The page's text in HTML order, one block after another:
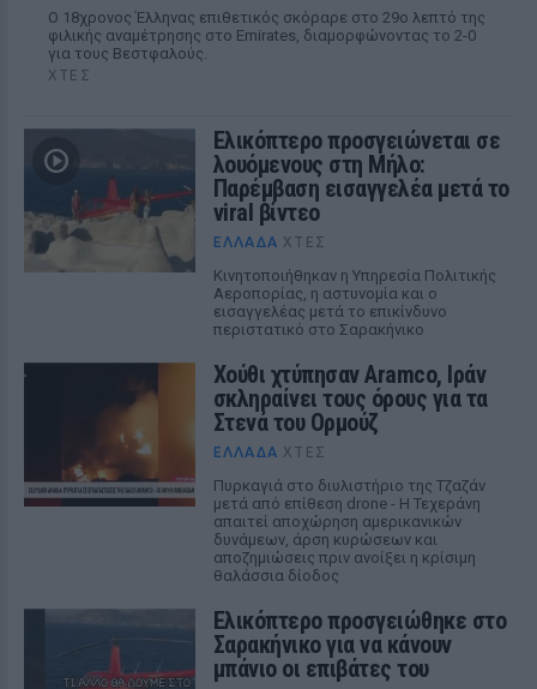
Ο 18χρονος Έλληνας επιθετικός σκόραρε στο 29ο λεπτό της
φιλικής αναμέτρησης στο Emirates, διαμορφώνοντας το 2-0
για τους Βεστφαλούς.
ΧΤΕΣ
Ελικόπτερο προσγειώνεται σε
λουόμενους στη Μήλο:
Παρέμβαση εισαγγελέα μετά το
viral βίντεο
ΕΛΛΆΔΑ ΧΤΕΣ
Κινητοποιήθηκαν η Υπηρεσία Πολιτικής
Αεροπορίας, η αστυνομία και ο
εισαγγελέας μετά το επικίνδυνο
περιστατικό στο Σαρακήνικο
Χούθι χτύπησαν Aramco, Ιράν
σκληραίνει τους όρους για τα
Στενά του Ορμούζ
ΕΛΛΆΔΑ ΧΤΕΣ
Πυρκαγιά στο διυλιστήριο της Τζαζάν
μετά από επίθεση drone - Η Τεχεράνη
απαιτεί αποχώρηση αμερικανικών
δυνάμεων, άρση κυρώσεων και
αποζημιώσεις πριν ανοίξει η κρίσιμη
θαλάσσια δίοδος
Ελικόπτερο προσγειώθηκε στο
Σαρακήνικο για να κάνουν
μπάνιο οι επιβάτες του